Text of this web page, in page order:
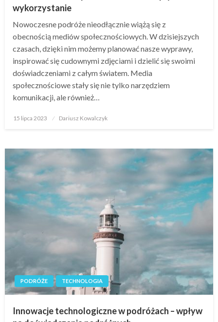
wykorzystanie
Nowoczesne podróże nieodłącznie wiążą się z
obecnością mediów społecznościowych. W dzisiejszych
czasach, dzięki nim możemy planować nasze wyprawy,
inspirować się cudownymi zdjęciami i dzielić się swoimi
doświadczeniami z całym światem. Media
społecznościowe stały się nie tylko narzędziem
komunikacji, ale również…
Opublikowane
15 lipca 2023 Dariusz Kowalczyk
PODRÓŻE TECHNOLOGIA
Innowacje technologiczne w podróżach – wpływ